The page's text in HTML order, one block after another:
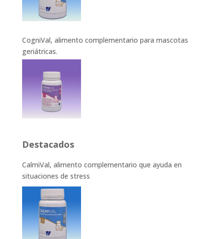
CogniVal, alimento complementario para mascotas
geriátricas.
Destacados
CalmiVal, alimento complementario que ayuda en
situaciones de stress